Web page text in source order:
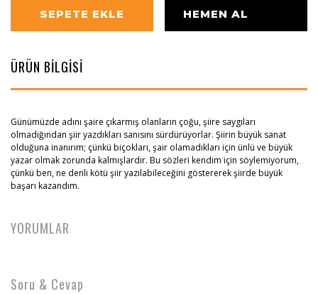
SEPETE EKLE HEMEN AL
ÜRÜN BİLGİSİ
Günümüzde adını şaire çıkarmış olanların çoğu, şiire saygıları
olmadığından şiir yazdıkları sanısını sürdürüyorlar. Şiirin büyük sanat
olduğuna inanırım; çünkü biçokları, şair olamadıkları için ünlü ve büyük
yazar olmak zorunda kalmışlardır. Bu sözleri kendim için söylemiyorum,
çünkü ben, ne denli kötü şiir yazılabileceğini göstererek şiirde büyük
başarı kazandım.
YORUMLAR
Soru & Cevap